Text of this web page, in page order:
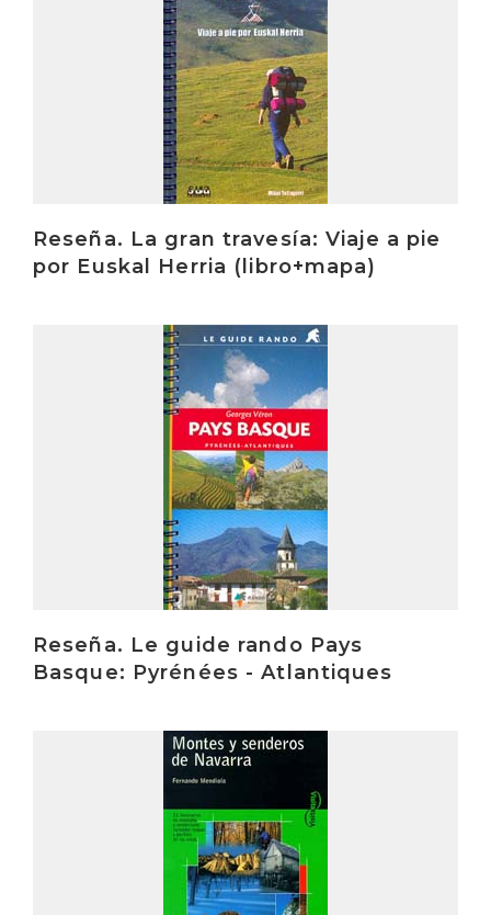
Reseña. La gran travesía: Viaje a pie
por Euskal Herria (libro+mapa)
Reseña. Le guide rando Pays
Basque: Pyrénées - Atlantiques